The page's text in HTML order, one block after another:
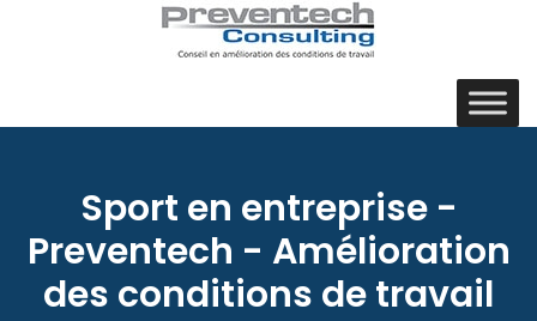
Sport en entreprise -
Preventech - Amélioration
des conditions de travail